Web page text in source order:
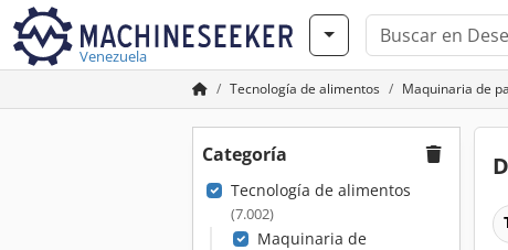
Venezuela
Tecnología de alimentos Maquinaria de
Categoría
Tecnología de alimentos
(7.002)
Maquinaria de